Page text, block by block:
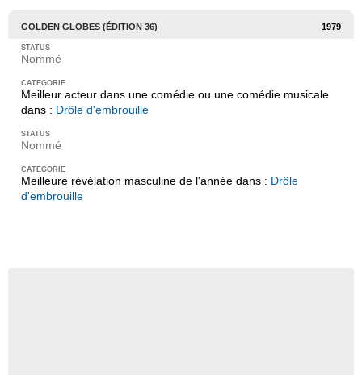
GOLDEN GLOBES (ÉDITION 36) 1979
Nommé
Meilleur acteur dans une comédie ou une comédie musicale
dans : Drôle d'embrouille
Nommé
Meilleure révélation masculine de l'année dans : Drôle
d'embrouille